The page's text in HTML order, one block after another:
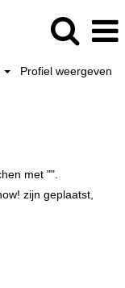
Profiel weergeven
met "".
zijn geplaatst,